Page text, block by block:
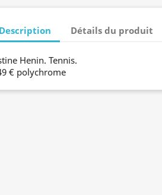
Description Détails du produit
Henin. Tennis.
€ polychrome